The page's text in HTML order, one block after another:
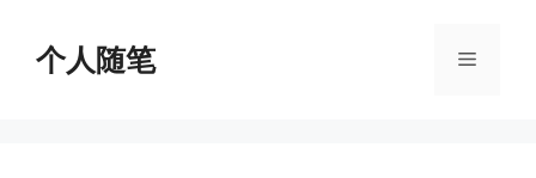
个人随笔 菜